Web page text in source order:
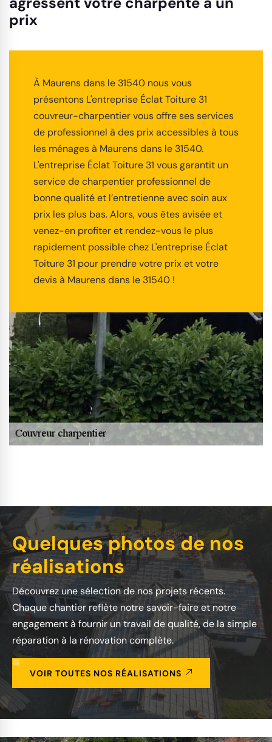
prix
À Maurens dans le 31540 nous vous
présentons L'entreprise Éclat Toiture 31
couvreur-charpentier vous offre ses services
de professionnel à des prix accessibles à tous
les ménages à Maurens dans le 31540.
L'entreprise Éclat Toiture 31 vous garantit un
service de charpentier professionnel de
bonne qualité et l’entretienne avec soin aux
prix les plus bas. Alors, vous êtes avisée et
venez-en profiter et rendez-vous le plus
rapidement possible chez L'entreprise Éclat
Toiture 31 pour prendre votre prix et votre
devis à Maurens dans le 31540 !
Quelques photos de nos
réalisations
Découvrez une sélection de nos projets récents.
Chaque chantier reflète notre savoir-faire et notre
engagement à fournir un travail de qualité, de la simple
réparation à la rénovation complète.
VOIR TOUTES NOS RÉALISATIONS